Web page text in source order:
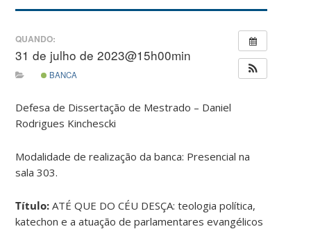
QUANDO:
31 de julho de 2023@15h00min
BANCA
Defesa de Dissertação de Mestrado – Daniel
Rodrigues Kinchescki
Modalidade de realização da banca: Presencial na
sala 303.
Título:ATÉ QUE DO CÉU DESÇA: teologia política,
katechon e a atuação de parlamentares evangélicos